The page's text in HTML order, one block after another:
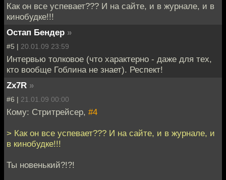
Как он все успевает??? И на сайте, и в журнале, и в
кинобудке!!!
Остап Бендер »
#5 | 20.01.09 23:59
Интервью толковое (что характерно - даже для тех,
кто вообще Гоблина не знает). Респект!
Zx7R »
#6 | 21.01.09 00:00
Кому: Стритрейсер, #4
> Как он все успевает??? И на сайте, и в журнале, и
в кинобудке!!!
Ты новенький?!?!